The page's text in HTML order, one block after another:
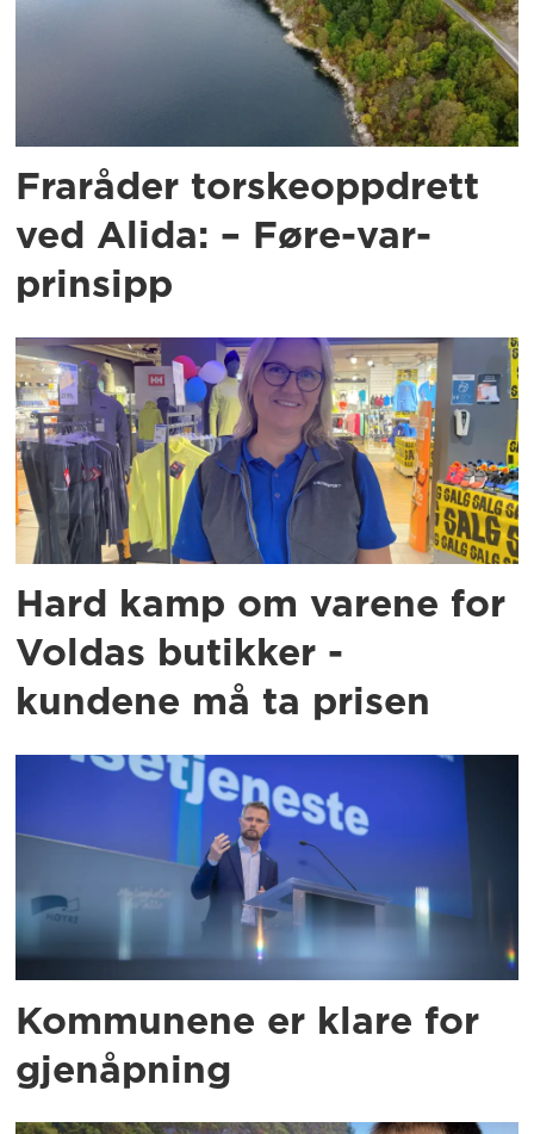
Fraråder torskeoppdrett
ved Alida: – Føre-var-
prinsipp
Hard kamp om varene for
Voldas butikker -
kundene må ta prisen
Kommunene er klare for
gjenåpning